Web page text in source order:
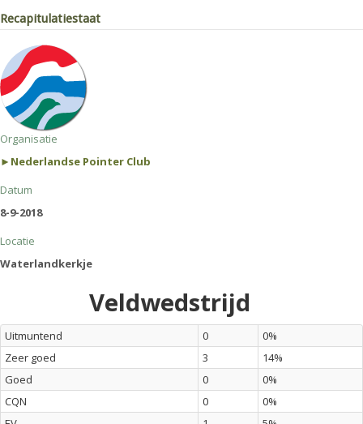
Recapitulatiestaat
Organisatie
►Nederlandse Pointer Club
Datum
8-9-2018
Locatie
Waterlandkerkje
Veldwedstrijd
Uitmuntend 0
0%
Zeer goed
3
14%
Goed
0
0%
CQN
0
0%